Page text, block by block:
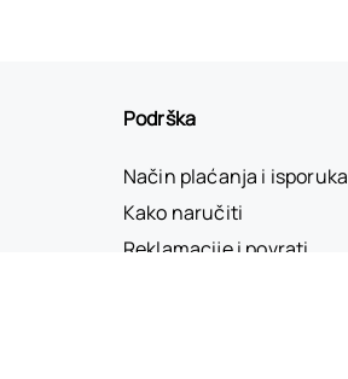
Podrška
Način plaćanja i isporuka
Kako naručiti
Reklamacije i povrati